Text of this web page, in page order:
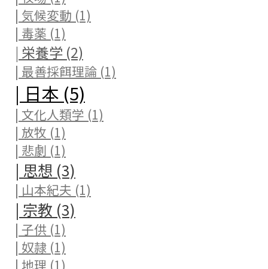
| 気候変動 (1)
| 毒薬 (1)
| 栄養学 (2)
| 最善採餌理論 (1)
| 日本 (5)
| 文化人類学 (1)
| 放牧 (1)
| 悲劇 (1)
| 思想 (3)
| 山本紀夫 (1)
| 宗教 (3)
| 子供 (1)
| 奴隷 (1)
| 地理 (1)